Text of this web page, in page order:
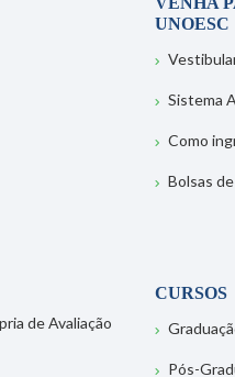
de Avaliação
UNOESC
Sistema
Como
Bolsas
CURSOS
Pós-